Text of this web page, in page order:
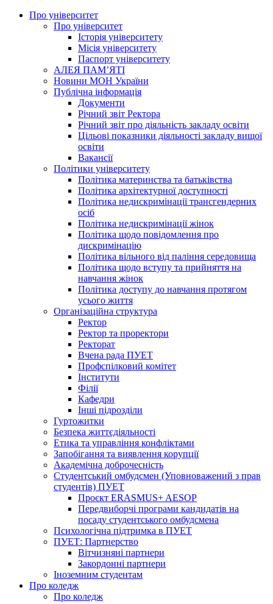
Про університет
Про університет
Історія університету
Місія університету
Паспорт університету
АЛЕЯ ПАМ’ЯТІ
Новини МОН України
Публічна інформація
Документи
Річний звіт Ректора
Річний звіт про діяльність закладу освіти
Цільові показники діяльності закладу вищої
освіти
Вакансії
Політики університету
Політика материнства та батьківства
Політика архітектурної доступності
Політика недискримінації трансгендерних
осіб
Політика недискримінації жінок
Політика щодо повідомлення про
дискримінацію
Політика вільного від паління середовища
Політика щодо вступу та прийняття на
навчання жінок
Політика доступу до навчання протягом
усього життя
Організаційна структура
Ректор
Ректор та проректори
Ректорат
Вчена рада ПУЕТ
Профспілковий комітет
Інститути
Філії
Кафедри
Інші підрозділи
Гуртожитки
Безпека життєдіяльності
Етика та управління конфліктами
Запобігання та виявлення корупції
Академічна доброчесність
Студентський омбудсмен (Уповноважений з прав
студентів) ПУЕТ
Проєкт ERASMUS+ AESOP
Передвиборчі програми кандидатів на
посаду студентського омбудсмена
Психологічна підтримка в ПУЕТ
ПУЕТ: Партнерство
Вітчизняні партнери
Закордонні партнери
Іноземним студентам
Про коледж
Про коледж